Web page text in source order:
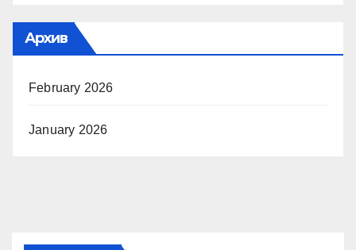
Архив
February 2026
January 2026